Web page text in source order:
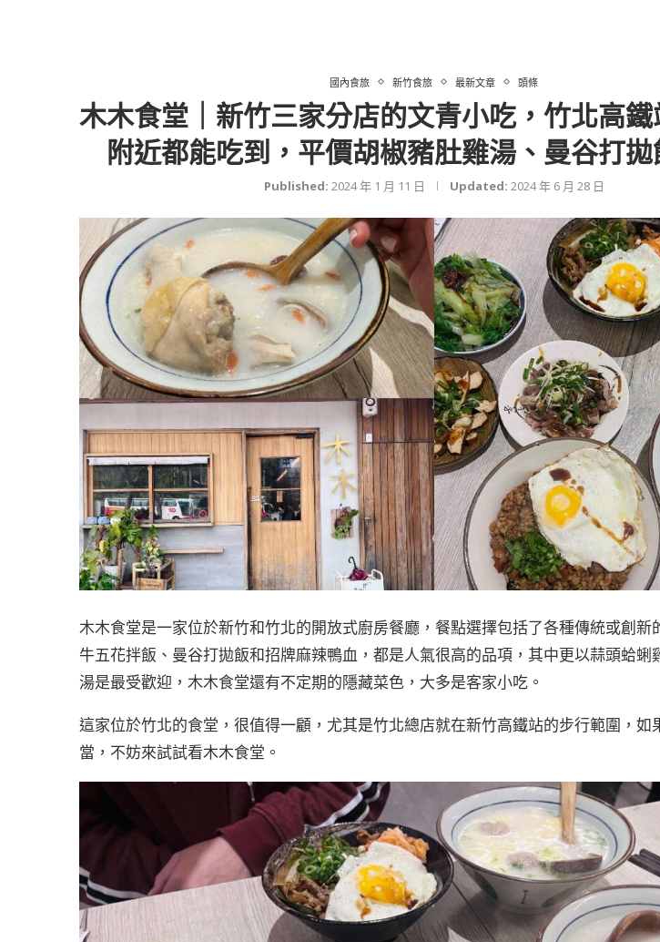
國內食旅 新竹食旅 最新文章 頭條
木木食堂｜新竹三家分店的文青小吃，竹北高
附近都能吃到，平價胡椒豬肚雞湯、曼谷打
Published: 2024 年 1 月 11 日 Updated: 2024 年 6 月 28 日
木木食堂是一家位於新竹和竹北的開放式廚房餐廳，餐點選擇包括了各種傳統或創新
牛五花拌飯、曼谷打拋飯和招牌麻辣鴨血，都是人氣很高的品項，其中更以蒜頭蛤蜊
湯是最受歡迎，木木食堂還有不定期的隱藏菜色，大多是客家小吃。
這家位於竹北的食堂，很值得一顧，尤其是竹北總店就在新竹高鐵站的步行範圍，如
當，不妨來試試看木木食堂。